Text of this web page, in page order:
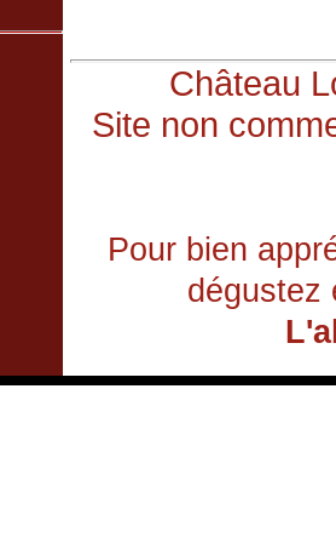
Château
Site non
Pour bien
dégustez